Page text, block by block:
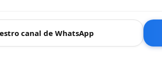
canal de WhatsApp